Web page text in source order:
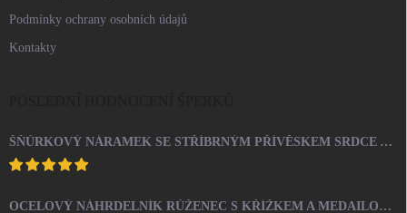
Podmínky ochrany osobních údajů
Kontakty
ŠŇŮRKOVÝ NÁRAMEK SE STŘÍBRNÝM PŘÍVĚSKEM SRDCE A KRYSTALY SWAROVSKI CRYSTAL (STŘÍBRO 925/1000)
OCELOVÝ NÁHRDELNÍK RŮŽENEC S KŘÍŽKEM A MEDAILONEM